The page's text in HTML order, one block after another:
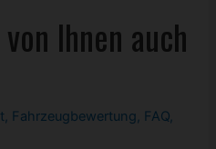
Ihnen auch
, Fahrzeugbewertung, FAQ,